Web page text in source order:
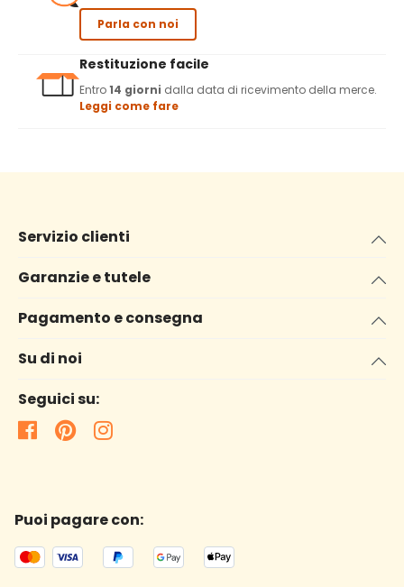
Parla con noi
Restituzione facile
Entro14 giorni dalla data di ricevimento della merce.
Leggi come fare
Servizio clienti
Garanzie e tutele
Pagamento e consegna
Su di noi
Seguici su:
Puoi pagare con: